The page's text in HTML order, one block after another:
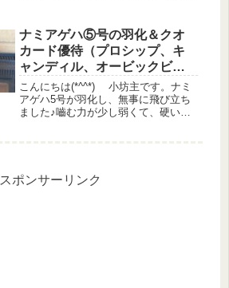
下方で書いてます。優待品到着 エク
セディ９月権利 エクセディ...
ナミアゲハ⑤号の羽化＆クオ
カード優待（プロシップ、キ
ャンディル、オービックビジ
ネス）、優待申込み（ホク
ト）
こんにちは(*^^*) 小坊主です。ナミ
アゲハ5号が羽化し、無事に飛び立ち
ました♪嚙む力が少し弱くて、硬い柚
スポンサーリンク